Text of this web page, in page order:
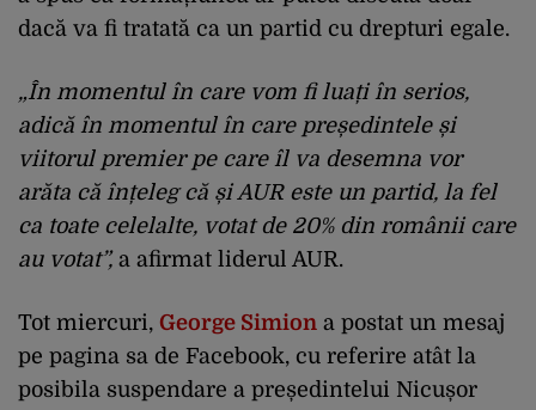
dacă va fi tratată ca un partid cu drepturi egale.
„În momentul în care vom fi luați în serios,
adică în momentul în care președintele și
viitorul premier pe care îl va desemna vor
arăta că înțeleg că și AUR este un partid, la fel
ca toate celelalte, votat de 20% din românii care
au votat”,a afirmat liderul AUR.
Tot miercuri, George Simion a postat un mesaj
pe pagina sa de Facebook, cu referire atât la
posibila suspendare a președintelui Nicușor